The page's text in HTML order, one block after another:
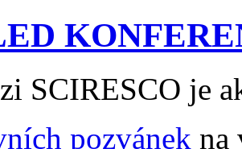
SCIRESCO je
pozvánek na